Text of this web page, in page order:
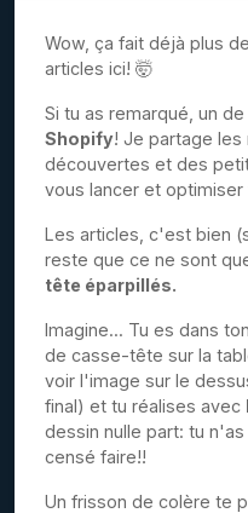
Wow, ça fait déjà plus de
articles ici! 🤯
Si tu as remarqué, un
Shopify! Je partage les
découvertes et des
vous lancer et
Les articles, c'est bien
reste que ce ne sont
tête éparpillés.
Imagine... Tu es dans
de casse-tête sur la
voir l'image sur le
final) et tu réalises avec
dessin nulle part: tu
censé faire!!
Un frisson de colère te